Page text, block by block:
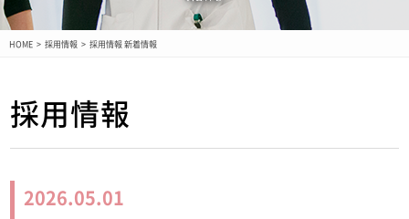
HOME > 採用情報 > 採用情報 新着情報
採用情報
2026.05.01